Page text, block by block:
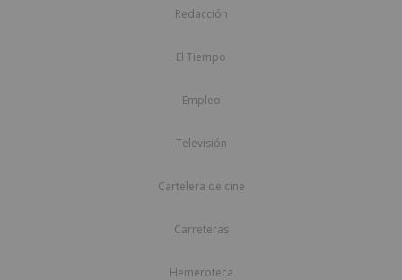
Redacción
El Tiempo
Empleo
Televisión
Cartelera de cine
Carreteras
Hemeroteca